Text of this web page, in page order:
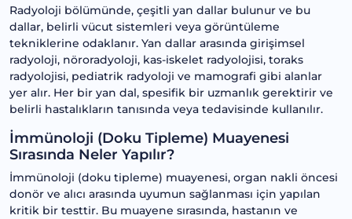
Radyoloji bölümünde, çeşitli yan dallar bulunur ve bu
dallar, belirli vücut sistemleri veya görüntüleme
tekniklerine odaklanır. Yan dallar arasında girişimsel
radyoloji, nöroradyoloji, kas-iskelet radyolojisi, toraks
radyolojisi, pediatrik radyoloji ve mamografi gibi alanlar
yer alır. Her bir yan dal, spesifik bir uzmanlık gerektirir ve
belirli hastalıkların tanısında veya tedavisinde kullanılır.
İmmünoloji (Doku Tipleme) Muayenesi
Sırasında Neler Yapılır?
İmmünoloji (doku tipleme) muayenesi, organ nakli öncesi
donör ve alıcı arasında uyumun sağlanması için yapılan
kritik bir testtir. Bu muayene sırasında, hastanın ve